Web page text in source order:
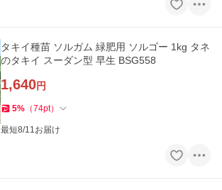
タキイ種苗 ソルガム 緑肥用 ソルゴー 1kg タネ
のタキイ スーダン型 早生 BSG558
1,640円
5% （74pt）
最短8/11お届け